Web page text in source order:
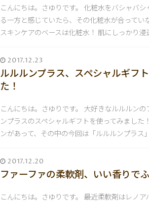
こんにちは。さゆりです。 化粧水をバシャバ
る一方と感じていたら、その化粧水が合ってい
スキンケアのベースは化粧水！ 肌にしっかり
2017.12.23
ルルルンプラス、スペシャルギフ
た！
こんにちは。さゆりです。 大好きなルルルン
ンプラスのスペシャルギフトを使ってみました
ンがあって、その中の今回は「ルルルンプラ
2017.12.20
ファーファの柔軟剤、いい香りで
こんにちは。さゆりです。 最近柔軟剤はレノア